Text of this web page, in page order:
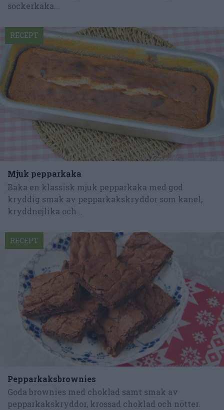
sockerkaka...
Mjuk pepparkaka
Baka en klassisk mjuk pepparkaka med god
kryddig smak av pepparkakskryddor som kanel,
kryddnejlika och...
RECEPT
Pepparkaksbrownies
Goda brownies med choklad samt smak av
pepparkakskryddor, krossad choklad och nötter.
RECEPT